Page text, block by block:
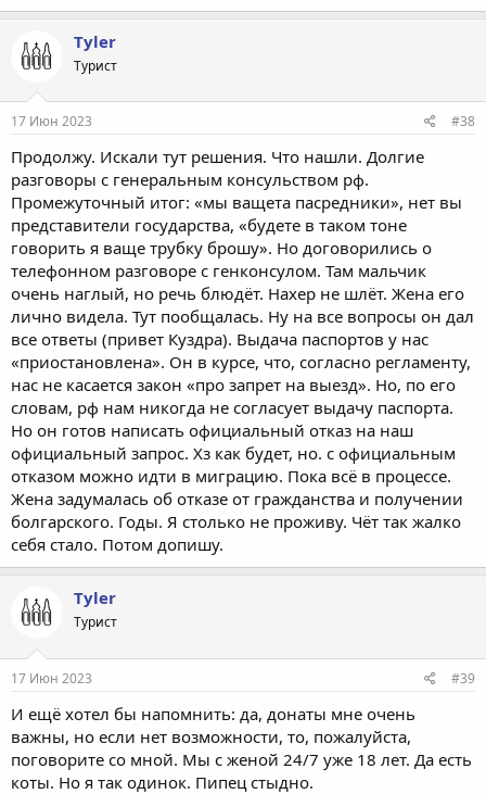
Tyler
Турист
17 Июн 2023 #38
Продолжу. Искали тут решения. Что нашли. Долгие
разговоры с генеральным консульством рф.
Промежуточный итог: «мы ващета пасредники», нет вы
представители государства, «будете в таком тоне
говорить я ваще трубку брошу». Но договорились о
телефонном разговоре с генконсулом. Там мальчик
очень наглый, но речь блюдёт. Нахер не шлёт. Жена его
лично видела. Тут пообщалась. Ну на все вопросы он дал
все ответы (привет Куздра). Выдача паспортов у нас
«приостановлена». Он в курсе, что, согласно регламенту,
нас не касается закон «про запрет на выезд». Но, по его
словам, рф нам никогда не согласует выдачу паспорта.
Но он готов написать официальный отказ на наш
официальный запрос. Хз как будет, но. с официальным
отказом можно идти в миграцию. Пока всё в процессе.
Жена задумалась об отказе от гражданства и получении
болгарского. Годы. Я столько не проживу. Чёт так жалко
себя стало. Потом допишу.
Tyler
Турист
17 Июн 2023 #39
И ещё хотел бы напомнить: да, донаты мне очень
важны, но если нет возможности, то, пожалуйста,
поговорите со мной. Мы с женой 24/7 уже 18 лет. Да есть
коты. Но я так одинок. Пипец стыдно.